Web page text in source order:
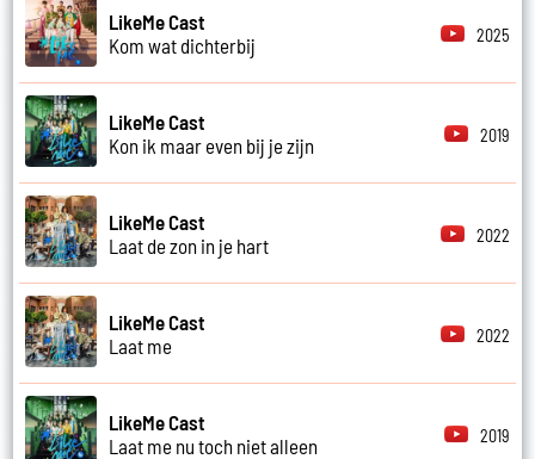
LikeMe Cast
Kom wat dichterbij
2025
LikeMe Cast
Kon ik maar even bij je zijn
2019
LikeMe Cast
Laat de zon in je hart
2022
LikeMe Cast
Laat me
2022
LikeMe Cast
Laat me nu toch niet alleen
2019